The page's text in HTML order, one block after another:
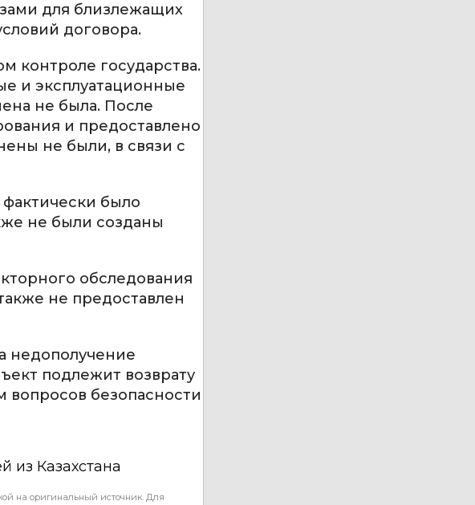
для близлежащих
договора.
контроле государства.
и эксплуатационные
не была. После
и предоставлено
не были, в связи с
было
не были созданы
обследования
не предоставлен
недополучение
подлежит возврату
вопросов безопасности
из Казахстана
на оригинальный источник. Для